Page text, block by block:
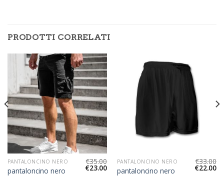
PRODOTTI CORRELATI
PANTALONCINO NERO
pantaloncino nero
€35.00
€23.00
PANTALONCINO NERO
pantaloncino nero
€33.00
€22.00